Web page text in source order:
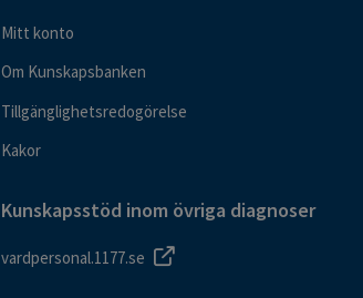
Mitt konto
Om Kunskapsbanken
Tillgänglighetsredogörelse
Kakor
Kunskapsstöd inom övriga diagnoser
vardpersonal.1177.se